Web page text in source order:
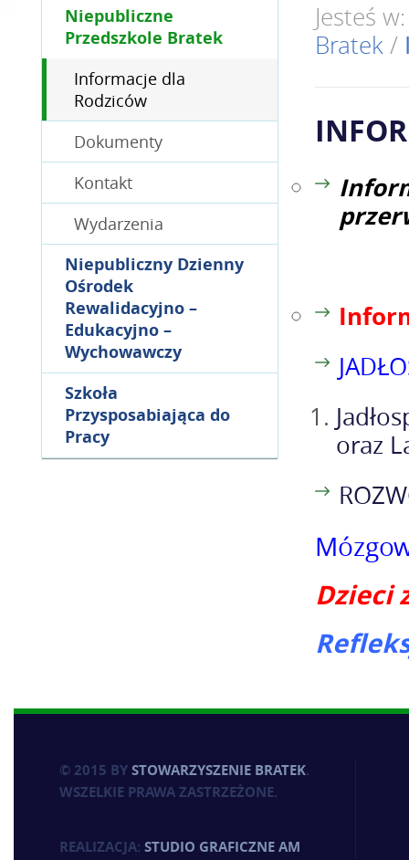
Niepubliczne
Przedszkole Bratek
Informacje dla
Rodziców
Dokumenty
Kontakt
Wydarzenia
Niepubliczny Dzienny
Ośrodek
Rewalidacyjno –
Edukacyjno –
Wychowawczy
Szkoła
Przysposabiająca do
Pracy
Jesteś
Bratek /
oraz
Dzieci
© 2015 BYSTOWARZYSZENIE BRATEK.
WSZELKIE PRAWA ZASTRZEŻONE.
REALIZACJA: STUDIO GRAFICZNE AM